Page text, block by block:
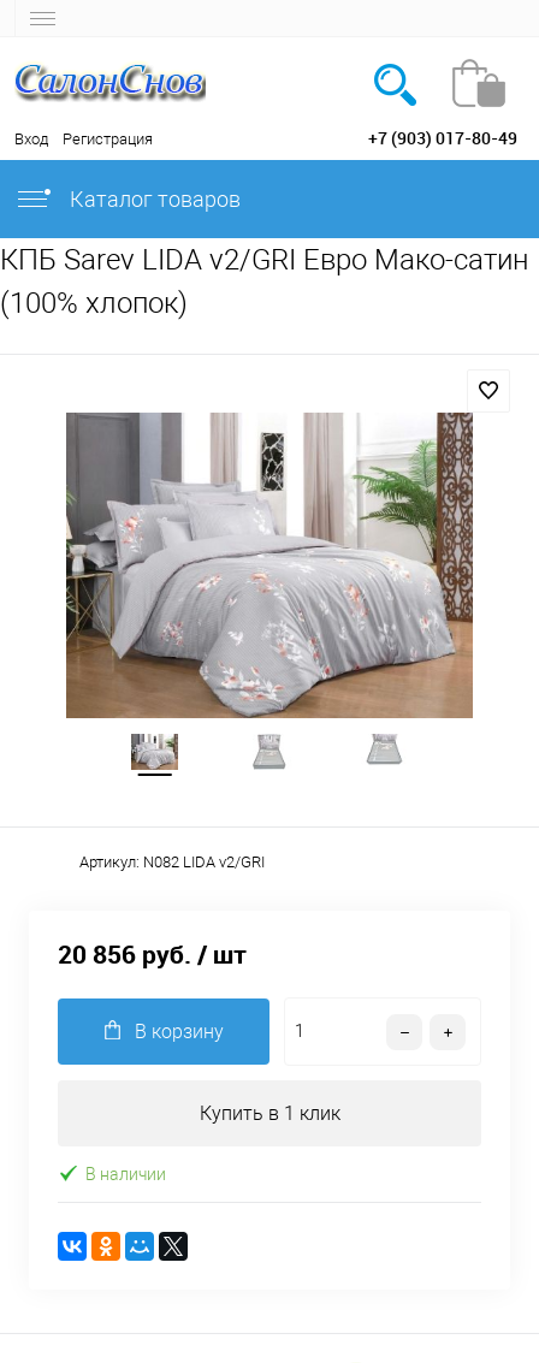
Вход Регистрация +7 (903) 017-80-49
Каталог товаров
КПБ Sarev LIDA v2/GRI Евро Мако-сатин
(100% хлопок)
Артикул: N082 LIDA v2/GRI
20 856 руб. / шт
В корзину
Купить в 1 клик
В наличии